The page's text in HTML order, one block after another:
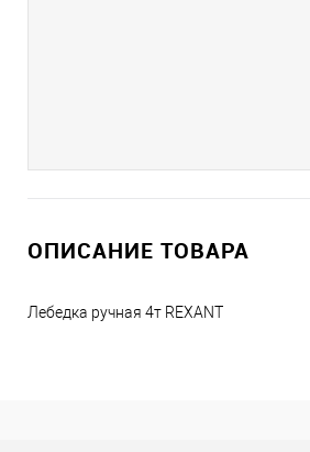
ОПИСАНИЕ ТОВАРА
Лебедка ручная 4т REXANT